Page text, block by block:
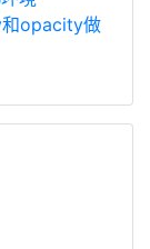
opacity做